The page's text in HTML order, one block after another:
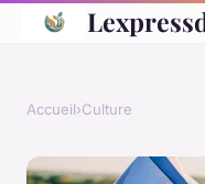
Accueil›Culture